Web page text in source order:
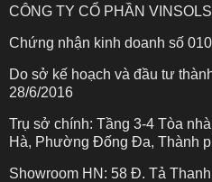
CÔNG TY CỔ PHẦN
Chứng nhận kinh doanh số
Do sở kế hoạch và đầu tư
28/6/2016
Trụ sở chính: Tầng 3-4 Tòa
Hà, Phường Đống Đa, Thành
Showroom HN: 58 Đ. Tả